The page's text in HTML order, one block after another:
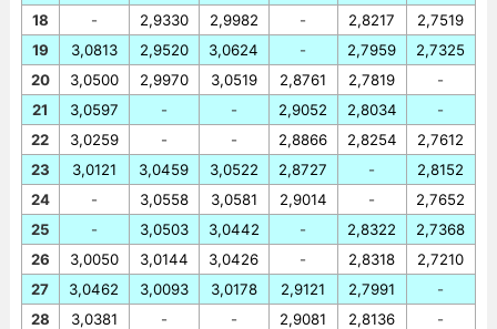
18
19
20
21
22
23
24
25
26
27
28
-
3,0813
3,0500
3,0597
3,0259
3,0121
-
-
3,0050
3,0462
3,0381
2,9330
2,9520
2,9970
-
-
3,0459
3,0558
3,0503
3,0144
3,0093
-
2,9982
3,0624
3,0519
-
-
3,0522
3,0581
3,0442
3,0426
3,0178
-
-
-
2,8761
2,9052
2,8866
2,8727
2,9014
-
-
2,9121
2,9081
2,8217
2,7959
2,7819
2,8034
2,8254
-
-
2,8322
2,8318
2,7991
2,8136
2,7519
2,7325
-
-
2,7612
2,8152
2,7652
2,7368
2,7210
-
-